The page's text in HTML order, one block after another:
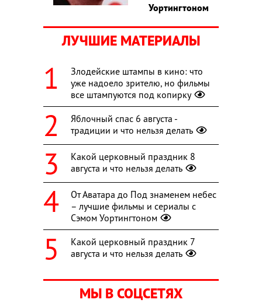
Уортингтоном
ЛУЧШИЕ МАТЕРИАЛЫ
Злодейские штампы в кино: что
уже надоело зрителю, но фильмы
все штампуются под копирку
Яблочный спас 6 августа -
традиции и что нельзя делать
Какой церковный праздник 8
августа и что нельзя делать
От Аватара до Под знаменем небес
– лучшие фильмы и сериалы с
Сэмом Уортингтоном
Какой церковный праздник 7
августа и что нельзя делать
МЫ В СОЦСЕТЯХ